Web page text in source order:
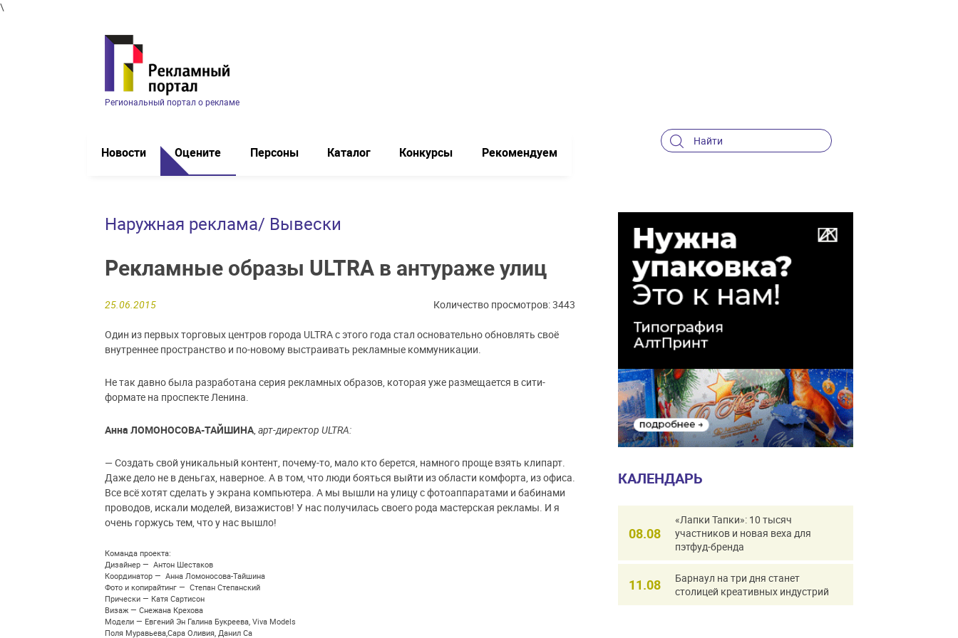
\
Региональный портал о рекламе
Новости Оцените Персоны Каталог Конкурсы Рекомендуем
Наружная реклама/ Вывески
Рекламные образы ULTRA в антураже улиц
25.06.2015 Количество просмотров: 3443
Один из первых торговых центров города ULTRA с этого года стал основательно обновлять своё
внутреннее пространство и по-новому выстраивать рекламные коммуникации.
Не так давно была разработана серия рекламных образов, которая уже размещается в сити-
формате на проспекте Ленина.
Анна ЛОМОНОСОВА-ТАЙШИНА арт-директор ULTRA:
— Создать свой уникальный контент, почему-то, мало кто берется, намного проще взять клипарт.
Даже дело не в деньгах, наверное. А в том, что люди бояться выйти из области комфорта, из офиса.
Все всё хотят сделать у экрана компьютера. А мы вышли на улицу с фотоаппаратами и бабинами
проводов, искали моделей, визажистов! У нас получилась своего рода мастерская рекламы. И я
очень горжусь тем, что у нас вышло!
Команда проекта:
Дизайнер — Антон Шестаков
Координатор — Анна Ломоносова-Тайшина
Фото и копирайтинг — Степан Степанский
Прически — Катя Сартисон
Визаж — Снежана Крехова
Модели — Евгений Эн Галина Букреева, Viva Models
Поля Муравьева,Сара Оливия, Данил Са
КАЛЕНДАРЬ
08.08
«Лапки Тапки»: 10 тысяч
участников и новая веха для
пэтфуд-бренда
11.08
Барнаул на три дня станет
столицей креативных индустрий